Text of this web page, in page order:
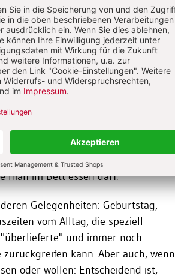
Aufwand oder gar ein starres
Lebens und wandeln sich
das den Schutz- und
kommt. Nach dem gemeinsamen
ihn am Tag beschäftigt hat und
der gute Tipp von der großen
mit der Kindergartenfreundin
jeden Morgen mit dem
er nicht aufstehen. Oder bei
man im Bett essen darf.
Gelegenheiten: Geburtstag,
vom Alltag, die speziell
und immer noch
kann. Aber auch, wenn
oder wollen: Entscheidend ist,